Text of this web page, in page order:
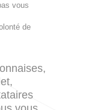
vous
de